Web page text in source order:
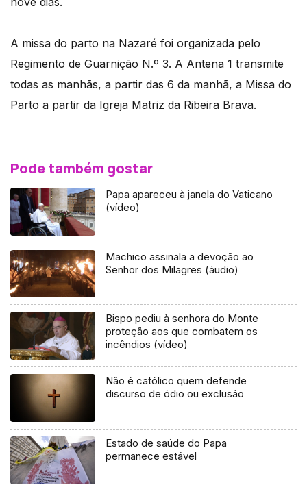
A missa do parto na Nazaré foi organizada pelo
Regimento de Guarnição N.º 3. A Antena 1 transmite
todas as manhãs, a partir das 6 da manhã, a Missa do
Parto a partir da Igreja Matriz da Ribeira Brava.
Pode também gostar
Papa apareceu à janela do Vaticano
(vídeo)
Machico assinala a devoção ao
Senhor dos Milagres (áudio)
Bispo pediu à senhora do Monte
proteção aos que combatem os
incêndios (vídeo)
Não é católico quem defende
discurso de ódio ou exclusão
Estado de saúde do Papa
permanece estável